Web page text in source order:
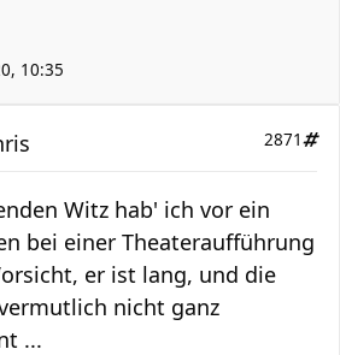
10:35
2871
Witz hab' ich vor ein
bei einer Theateraufführung
er ist lang, und die
nicht ganz
...